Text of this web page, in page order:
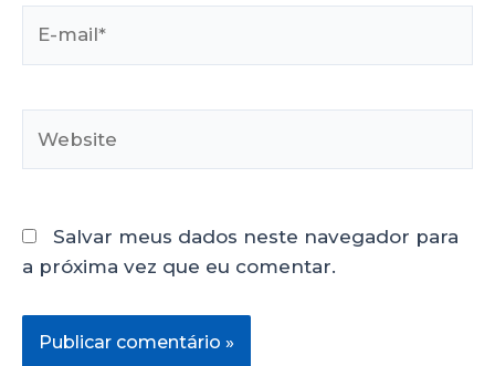
Salvar meus dados neste navegador para
a próxima vez que eu comentar.